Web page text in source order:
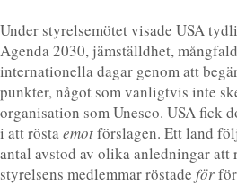
Under styrelsemötet visade USA
Agenda 2030, jämställdhet,
internationella dagar genom att
punkter, något som vanligtvis inte
organisation som Unesco. USA fick
i att rösta emotförslagen. Ett land
antal avstod av olika anledningar att
styrelsens medlemmar röstade för